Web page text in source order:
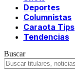
Deportes
Columnistas
Caraota Tips
Tendencias
Buscar